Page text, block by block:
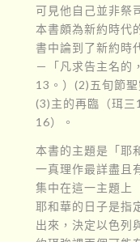
可見他自己並非祭
本書頗為新約時代
書中論到了新約時
－「凡求告主名的
13。）(2)五旬節
(3)主的再臨（珥
16）。
本書的主題是「耶
一真理作最詳盡且
集中在這一主題上
耶和華的日子是指
出來，決定以色列